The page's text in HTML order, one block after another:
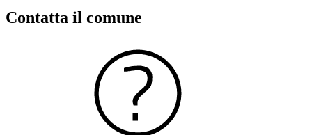
Contatta il comune